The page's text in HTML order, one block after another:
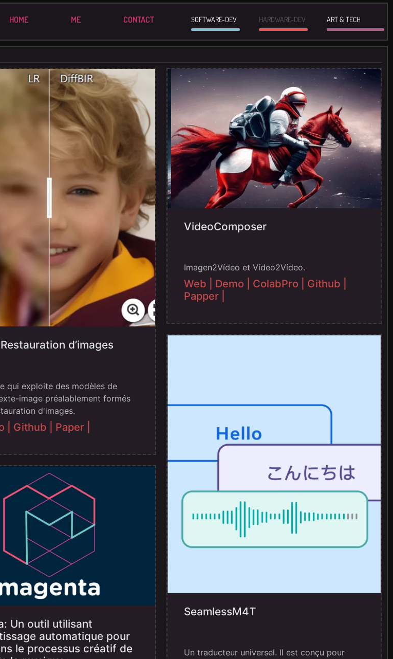
HOME ME CONTACT SOFTWARE-DEV HARDWARE-DEV ART & TECH
d’images
qui exploite des modèles de
image préalablement formés
d'images.
| Github | Paper |
VideoComposer
Imagen2Vídeo et Vídeo2Vídeo.
Web | Demo | ColabPro | Github |
Papper |
SeamlessM4T
Un traducteur universel. Il est conçu pour
Un outil utilisant
automatique pour
le processus créatif de